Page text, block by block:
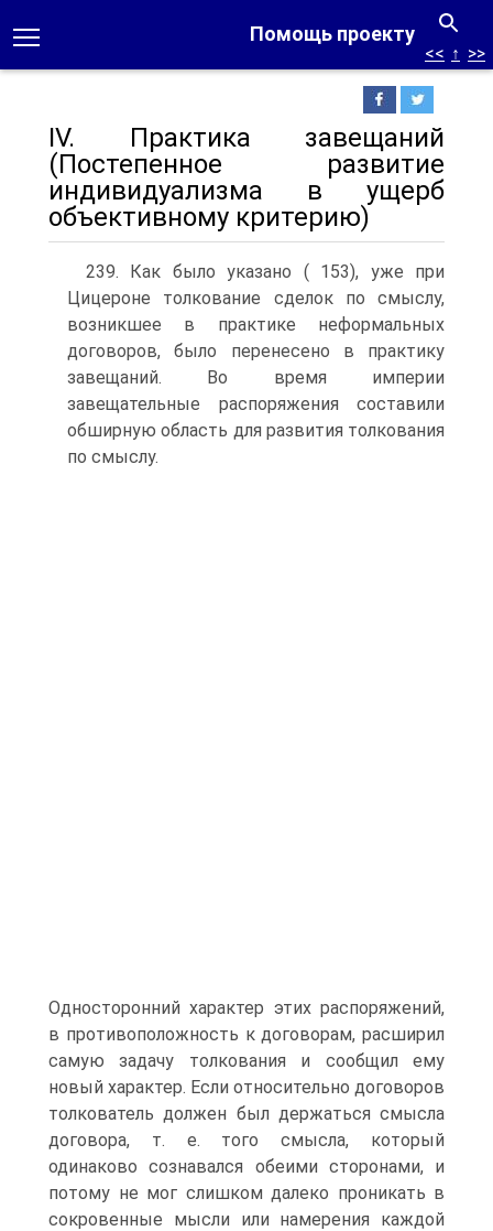
Помощь проекту
<< ↑ >>
IV. Практика завещаний
(Постепенное развитие
индивидуализма в ущерб
объективному критерию)
239. Как было указано ( 153), уже при
Цицероне толкование сделок по смыслу,
возникшее в практике неформальных
договоров, было перенесено в практику
завещаний. Во время империи
завещательные распоряжения составили
обширную область для развития толкования
по смыслу.
Односторонний характер этих распоряжений,
в противоположность к договорам, расширил
самую задачу толкования и сообщил ему
новый характер. Если относительно договоров
толкователь должен был держаться смысла
договора, т. е. того смысла, который
одинаково сознавался обеими сторонами, и
потому не мог слишком далеко проникать в
сокровенные мысли или намерения каждой